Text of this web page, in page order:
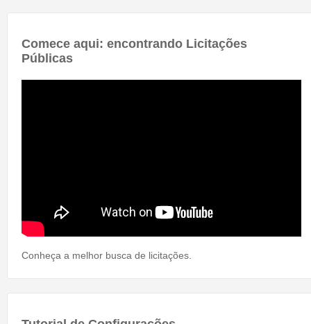
Comece aqui: encontrando Licitações
Públicas
Conheça a melhor busca de licitações.